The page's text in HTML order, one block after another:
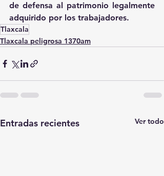
de defensa al patrimonio legalmente
adquirido por los trabajadores.
Tlaxcala
Tlaxcala peligrosa 1370am
Entradas recientes Ver todo